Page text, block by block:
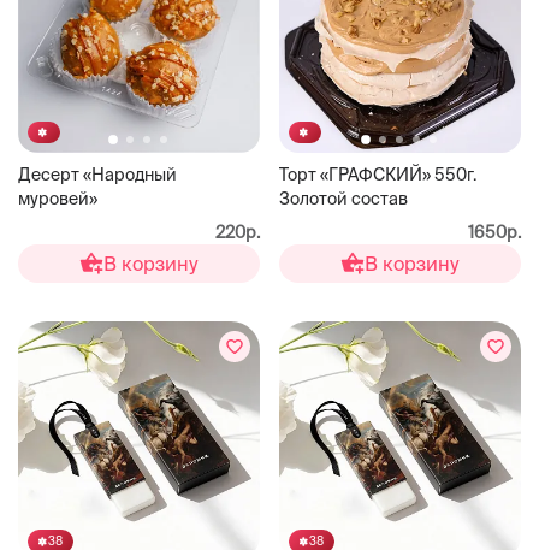
Десерт «Народный
муровей»
220р.
В корзину
Торт «ГРАФСКИЙ» 550г.
Золотой состав
1650р.
В корзину
38 38